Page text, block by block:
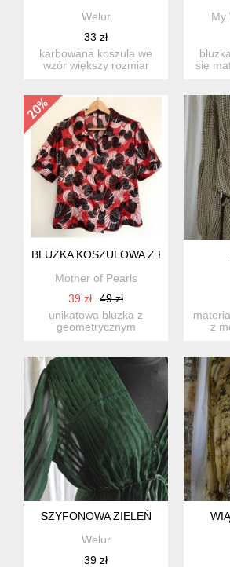
Welur
33 zł
karbowana koszula we
wzór większy rozmiar
My
się
BLUZKA KOSZULOWA Z KRÓTKIM
Mother of Pearls
39 zł
49 zł
unikatowa bluzka z
geometrycznym
z
SZYFONOWA ZIELEŃ
Welur
39 zł